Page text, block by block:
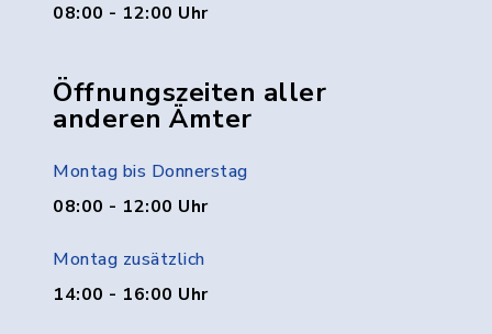
08:00 - 12:00 Uhr
Öffnungszeiten aller
anderen Ämter
Montag bis Donnerstag
08:00 - 12:00 Uhr
Montag zusätzlich
14:00 - 16:00 Uhr